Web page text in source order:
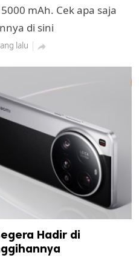
mAh. Cek apa saja
di sini
lalu 
Hadir di